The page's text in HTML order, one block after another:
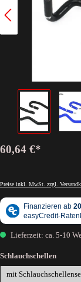
60,64 €*
Preise inkl. MwSt. zzgl.
Lieferzeit: ca. 5-10
Schlauchschellen
mit